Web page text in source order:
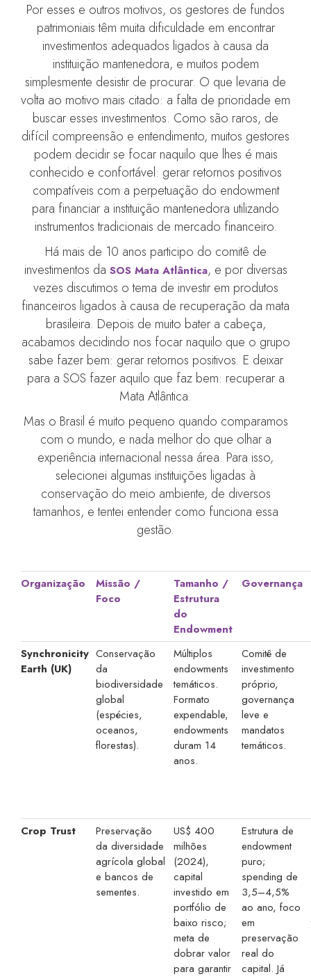
Por esses e outros motivos, os gestores de fundos
patrimoniais têm muita dificuldade em encontrar
investimentos adequados ligados à causa da
instituição mantenedora, e muitos podem
simplesmente desistir de procurar. O que levaria de
volta ao motivo mais citado: a falta de prioridade em
buscar esses investimentos. Como são raros, de
difícil compreensão e entendimento, muitos gestores
podem decidir se focar naquilo que lhes é mais
conhecido e confortável: gerar retornos positivos
compatíveis com a perpetuação do endowment
para financiar a instituição mantenedora utilizando
instrumentos tradicionais de mercado financeiro.
Há mais de 10 anos participo do comitê de
investimentos da SOS Mata Atlântica, e por diversas
vezes discutimos o tema de investir em produtos
financeiros ligados à causa de recuperação da mata
brasileira. Depois de muito bater a cabeça,
acabamos decidindo nos focar naquilo que o grupo
sabe fazer bem: gerar retornos positivos. E deixar
para a SOS fazer aquilo que faz bem: recuperar a
Mata Atlântica.
Mas o Brasil é muito pequeno quando comparamos
com o mundo, e nada melhor do que olhar a
experiência internacional nessa área. Para isso,
selecionei algumas instituições ligadas à
conservação do meio ambiente, de diversos
tamanhos, e tentei entender como funciona essa
gestão.
Organização
Missão /
Foco
Tamanho /
Estrutura
do
Endowment
Governança
Synchronicity
Earth (UK)
Conservação
da
biodiversidade
global
(espécies,
oceanos,
florestas).
Múltiplos
endowments
temáticos.
Formato
expendable,
endowments
duram 14
anos.
Comitê de
investimento
próprio,
governança
leve e
mandatos
temáticos.
Crop Trust
Preservação
da diversidade
agrícola global
e bancos de
sementes.
US$ 400
milhões
(2024),
capital
investido em
portfólio de
baixo risco;
meta de
dobrar valor
para garantir
Estrutura de
endowment
puro;
spending de
3,5–4,5%
ao ano, foco
em
preservação
real do
capital. Já